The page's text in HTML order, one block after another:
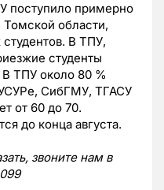
поступило примерно
области,
В ТПУ,
студенты
ТПУ около 80 %
СибГМУ, ТГАСУ
от 60 до 70.
до конца августа.
звоните нам в